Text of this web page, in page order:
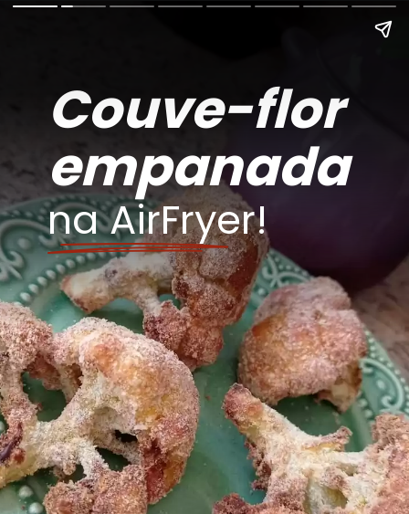
Couve-flor
empanada
na AirFryer!